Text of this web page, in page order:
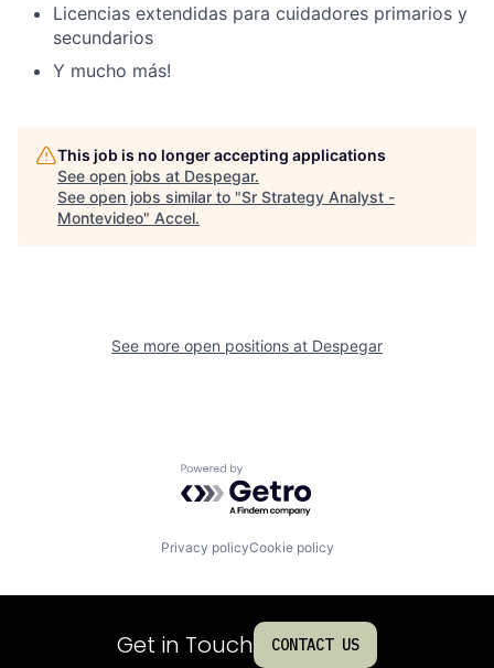
Licencias extendidas para cuidadores primarios y
secundarios
Y mucho más!
This job is no longer accepting applications
See open jobs at Despegar.
See open jobs similar to "Sr Strategy Analyst -
Montevideo" Accel.
See more open positions at Despegar
Powered by Getro.com
Privacy policyCookie policy
Get in Touch CONTACT US